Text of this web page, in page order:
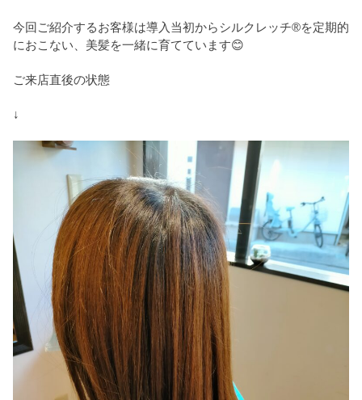
今回ご紹介するお客様は導入当初からシルクレッチ®を定期的
におこない、美髪を一緒に育てています😊
ご来店直後の状態
↓